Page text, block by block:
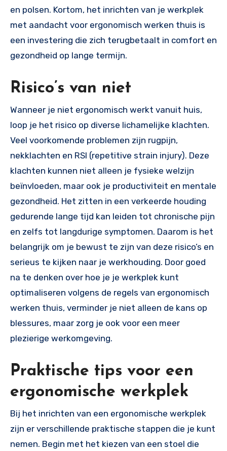
en polsen. Kortom, het inrichten van je werkplek
met aandacht voor ergonomisch werken thuis is
een investering die zich terugbetaalt in comfort en
gezondheid op lange termijn.
Risico’s van niet
Wanneer je niet ergonomisch werkt vanuit huis,
loop je het risico op diverse lichamelijke klachten.
Veel voorkomende problemen zijn rugpijn,
nekklachten en RSI (repetitive strain injury). Deze
klachten kunnen niet alleen je fysieke welzijn
beïnvloeden, maar ook je productiviteit en mentale
gezondheid. Het zitten in een verkeerde houding
gedurende lange tijd kan leiden tot chronische pijn
en zelfs tot langdurige symptomen. Daarom is het
belangrijk om je bewust te zijn van deze risico’s en
serieus te kijken naar je werkhouding. Door goed
na te denken over hoe je je werkplek kunt
optimaliseren volgens de regels van ergonomisch
werken thuis, verminder je niet alleen de kans op
blessures, maar zorg je ook voor een meer
plezierige werkomgeving.
Praktische tips voor een
ergonomische werkplek
Bij het inrichten van een ergonomische werkplek
zijn er verschillende praktische stappen die je kunt
nemen. Begin met het kiezen van een stoel die